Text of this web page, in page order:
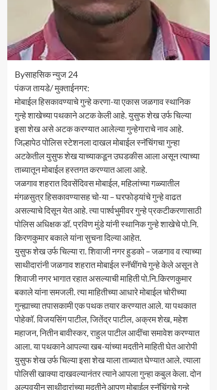
Byसाहसिक न्युज 24
पंकज तायडे/ मुक्ताईनगर:
मोबाईल हिसकावण्याचे गुन्हे करणा-या एकास जळगाव स्थानिक
गुन्हे शाखेच्या पथकाने अटक केली आहे. युसुफ शेख उर्फ चिल्या
इसा शेख असे अटक करण्यात आलेल्या गुन्हेगाराचे नाव आहे.
जिल्हापेठ पोलिस स्टेशनला दाखल मोबाईल स्नॅचिंगचा गुन्हा
अटकेतील युसुफ शेख याच्याकडून उघडकीस आला असून त्याच्या
ताब्यातून मोबाईल हस्तगत करण्यात आला आहे.
जळगाव शहरात दिवसेंदिवस मोबाईल, महिलांच्या गळ्यातील
मंगळसुत्र हिसकावण्यासह चो-या – घरफोड्यांचे गुन्हे वाढत
असल्याचे दिसून येत आहे. त्या पार्श्वभुमीवर गुन्हे प्रकटीकरणासाठी
पोलिस अधिक्षक डॉ. प्रविण मुंडे यांनी स्थानिक गुन्हे शाखेचे पो.नि.
किरणकुमार बकाले यांना सुचना दिल्या आहेत.
युसुफ शेख उर्फ चिल्या रा. शिवाजी नगर हुडको – जळगाव व त्याच्या
साथीदारांनी जळगाव शहरात मोबाईल स्नॅचींगचे गुन्हे केले असून ते
शिवाजी नगर भागात रहात असल्याची माहिती पो.नि.किरणकुमार
बकाले यांना समजली. त्या माहितीच्या आधारे मोबाईल चोरीच्या
गुन्ह्याच्या तपासकामी एक पथक तयार करण्यात आले. या पथकात
पोहेकॉ. विजयसिंग पाटील, जितेंद्र पाटील, अक्रम शेख, महेश
महाजन, नितीन बावीस्कर, राहुल पाटील आदींचा समावेश करण्यात
आला. या पथकाने आपल्या खब-यांच्या मदतीने माहिती घेत आरोपी
युसुफ शेख उर्फ चिल्या इसा शेख याला ताब्यात घेण्यात आले. त्याला
पोलिसी खाक्या दाखवल्यानंतर त्याने आपला गुन्हा कबुल केला. दोन
अल्पवयीन साथीदारांच्या मदतीने आपण मोबाईल स्नॅचिंगचे गुन्हे